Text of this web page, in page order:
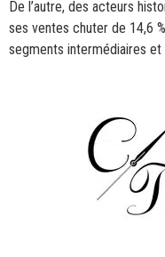
De l’autre, des acteurs
ses ventes chuter de 14,6
segments intermédiaires et